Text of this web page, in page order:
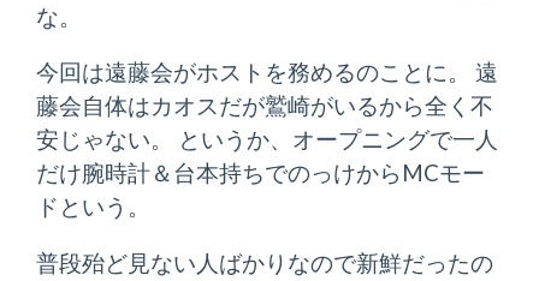
な。
今回は遠藤会がホストを務めるのことに。 遠
藤会自体はカオスだが鷲崎がいるから全く不
安じゃない。 というか、オープニングで一人
だけ腕時計＆台本持ちでのっけからMCモー
ドという。
普段殆ど見ない人ばかりなので新鮮だったの